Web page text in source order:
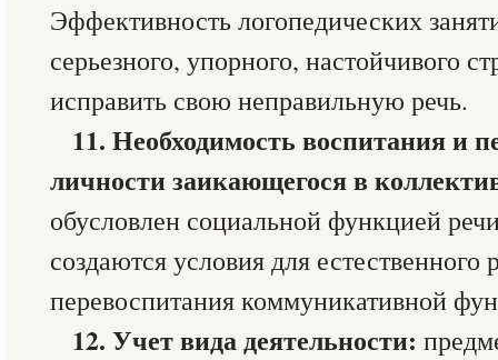
Эффективность логопедических
серьезного, упорного, настойчивого
исправить свою неправильную речь.
11. Необходимость воспитания и
личности заикающегося в
обусловлен социальной функцией
создаются условия для естественного
перевоспитания коммуникативной
12. Учет вида деятельности: